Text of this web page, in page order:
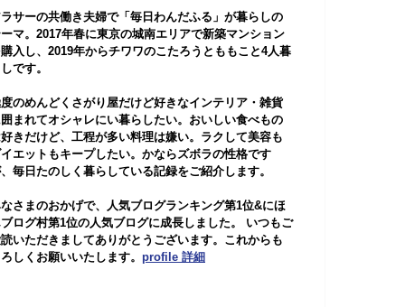
サーの共働き夫婦で「毎日わんだふる」が暮らしの
マ。2017年春に東京の城南エリアで新築マンション
入し、2019年からチワワのこたろうとももこと4人暮
です。
のめんどくさがり屋だけど好きなインテリア・雑貨
まれてオシャレにい暮らしたい。おいしい食べもの
きだけど、工程が多い料理は嫌い。ラクして美容も
エットもキープしたい。かならズボラの性格です
毎日たのしく暮らしている記録をご紹介します。
さまのおかげで、人気ブログランキング第1位&にほ
ログ村第1位の人気ブログに成長しました。 いつもご
いただきましてありがとうございます。これからも
しくお願いいたします。 profile 詳細